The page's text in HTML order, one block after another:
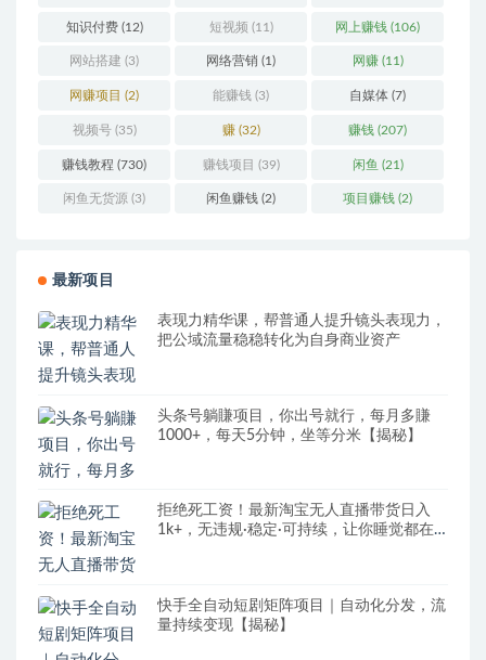
知识付费(12) 短视频 (11) 网上赚钱 (106)
网站搭建 (3) 网络营销 (1) 网赚(11)
网赚项目 (2) 能赚钱 (3) 自媒体 (7)
视频号(35) 赚(32) 赚钱 (207)
赚钱教程 (730) 赚钱项目 (39) 闲鱼 (21)
闲鱼无货源 (3) 闲鱼赚钱 (2) 项目赚钱 (2)
最新项目
表现力精华课，帮普通人提升镜头表现力，
把公域流量稳稳转化为自身商业资产
头条号躺賺项目，你出号就行，每月多賺
1000+，每天5分钟，坐等分米【揭秘】
拒绝死工资！最新淘宝无人直播带货日入
1k+，无违规·稳定·可持续，让你睡觉都在
快手全自动短剧矩阵项目｜自动化分发，流
量持续变现【揭秘】